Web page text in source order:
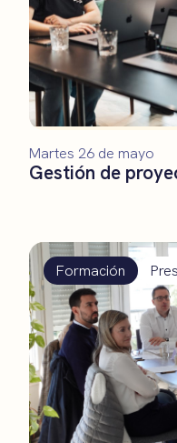
Gestión de
Martes 26 de mayo
Formación